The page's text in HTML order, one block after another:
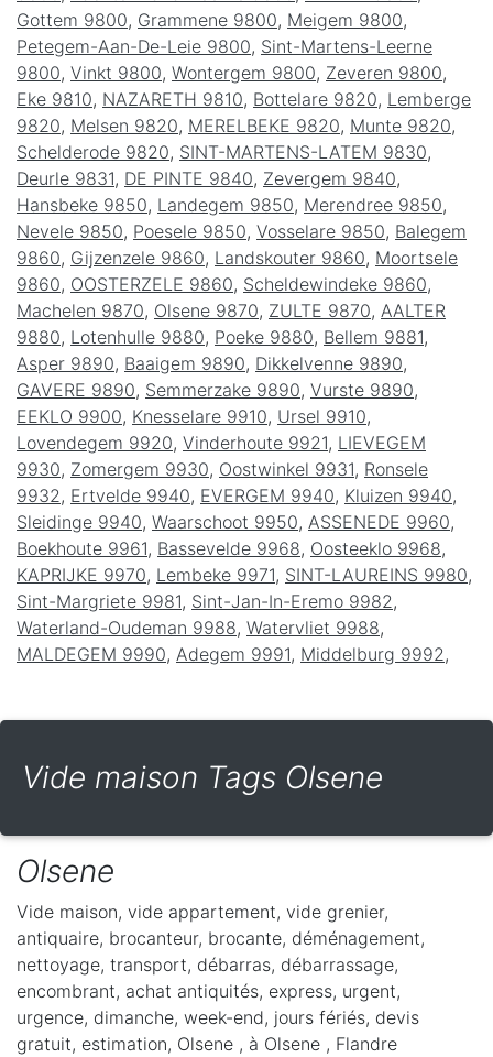
Gottem 9800, Grammene 9800, Meigem 9800,
Petegem-Aan-De-Leie 9800, Sint-Martens-Leerne
9800, Vinkt 9800, Wontergem 9800, Zeveren 9800,
Eke 9810, NAZARETH 9810, Bottelare 9820, Lemberge
9820, Melsen 9820, MERELBEKE 9820, Munte 9820,
Schelderode 9820, SINT-MARTENS-LATEM 9830,
Deurle 9831, DE PINTE 9840, Zevergem 9840,
Hansbeke 9850, Landegem 9850, Merendree 9850,
Nevele 9850, Poesele 9850, Vosselare 9850, Balegem
9860, Gijzenzele 9860, Landskouter 9860, Moortsele
9860, OOSTERZELE 9860, Scheldewindeke 9860,
Machelen 9870, Olsene 9870, ZULTE 9870, AALTER
9880, Lotenhulle 9880, Poeke 9880, Bellem 9881,
Asper 9890, Baaigem 9890, Dikkelvenne 9890,
GAVERE 9890, Semmerzake 9890, Vurste 9890,
EEKLO 9900, Knesselare 9910, Ursel 9910,
Lovendegem 9920, Vinderhoute 9921, LIEVEGEM
9930, Zomergem 9930, Oostwinkel 9931, Ronsele
9932 , Ertvelde 9940, EVERGEM 9940, Kluizen 9940,
Sleidinge 9940, Waarschoot 9950, ASSENEDE 9960,
Boekhoute 9961, Bassevelde 9968, Oosteeklo 9968,
KAPRIJKE 9970, Lembeke 9971, SINT-LAUREINS 9980,
Sint-Margriete 9981, Sint-Jan-In-Eremo 9982 ,
Waterland-Oudeman 9988, Watervliet 9988,
MALDEGEM 9990, Adegem 9991, Middelburg 9992 ,
Vide maison Tags Olsene
Olsene
Vide maison, vide appartement, vide grenier,
antiquaire, brocanteur, brocante, déménagement,
nettoyage, transport, débarras, débarrassage,
encombrant, achat antiquités, express, urgent,
urgence, dimanche, week-end, jours fériés, devis
gratuit, estimation, Olsene , à Olsene , Flandre